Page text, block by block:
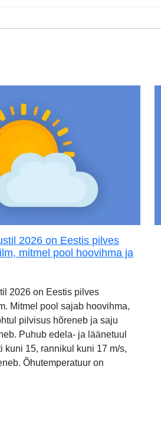
2026 on Eestis pilves
mitmel pool hoovihma ja
2026 on Eestis pilves
Mitmel pool sajab hoovihma,
pilvisus hõreneb ja saju
Puhub edela- ja läänetuul
kuni 15, rannikul kuni 17 m/s,
Õhutemperatuur on